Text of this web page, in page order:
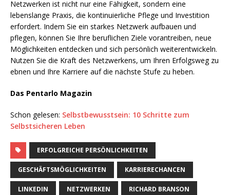
Netzwerken ist nicht nur eine Fähigkeit, sondern eine
lebenslange Praxis, die kontinuierliche Pflege und Investition
erfordert. Indem Sie ein starkes Netzwerk aufbauen und
pflegen, können Sie Ihre beruflichen Ziele vorantreiben, neue
Möglichkeiten entdecken und sich persönlich weiterentwickeln.
Nutzen Sie die Kraft des Netzwerkens, um Ihren Erfolgsweg zu
ebnen und Ihre Karriere auf die nächste Stufe zu heben.
Das Pentarlo Magazin
Schon gelesen: Selbstbewusstsein: 10 Schritte zum
Selbstsicheren Leben
ERFOLGREICHE PERSÖNLICHKEITEN
GESCHÄFTSMÖGLICHKEITEN KARRIERECHANCEN
LINKEDIN NETZWERKEN RICHARD BRANSON